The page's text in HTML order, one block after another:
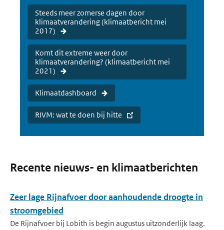
Steeds meer zomerse dagen door
klimaatverandering (klimaatbericht mei
2017)
Komt dit extreme weer door
klimaatverandering? (klimaatbericht mei
2021)
Klimaatdashboard
RIVM: wat te doen bij hitte
Recente nieuws- en klimaatberichten
Zeer lage Rijnafvoer door aanhoudende droogte in
stroomgebied
De Rijnafvoer bij Lobith is begin augustus uitzonderlijk laag.